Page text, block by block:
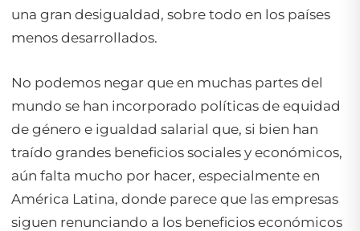
una gran desigualdad, sobre todo en los países
menos desarrollados.
No podemos negar que en muchas partes del
mundo se han incorporado políticas de equidad
de género e igualdad salarial que, si bien han
traído grandes beneficios sociales y económicos,
aún falta mucho por hacer, especialmente en
América Latina, donde parece que las empresas
siguen renunciando a los beneficios económicos